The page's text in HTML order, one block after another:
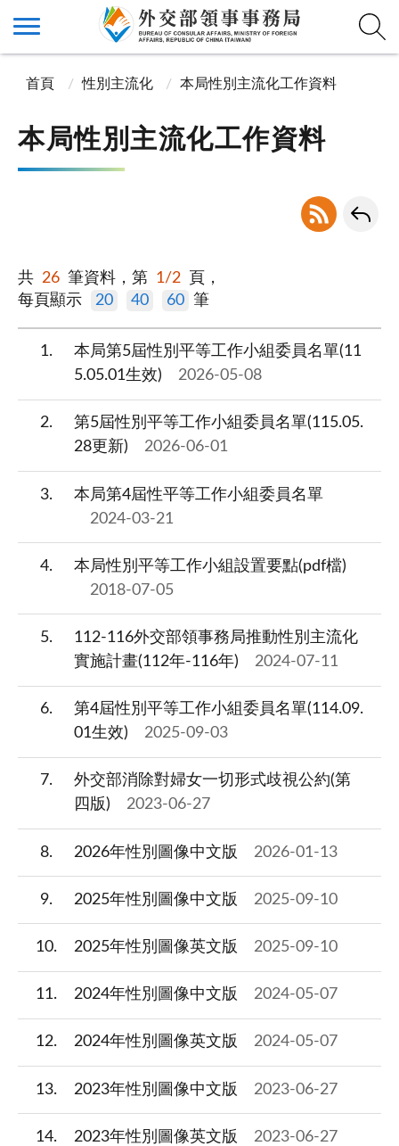
首頁 性別主流化 本局性別主流化工作資料
本局性別主流化工作資料
共 26 筆資料，第 1/2
頁，
每頁顯示
20 40 60 筆
1
本局第5屆性別平等工作小組委員名單(11
5.05.01生效)
2026-05-08
2
第5屆性別平等工作小組委員名單(115.05.
28更新)
2026-06-01
3
本局第4屆性平等工作小組委員名單
2024-03-21
4
本局性別平等工作小組設置要點(pdf檔)
2018-07-05
5
112-116外交部領事務局推動性別主流化
實施計畫(112年-116年)
2024-07-11
6
第4屆性別平等工作小組委員名單(114.09.
01生效)
2025-09-03
7
外交部消除對婦女一切形式歧視公約(第
四版)
2023-06-27
8 2026年性別圖像中文版 2026-01-13
9 2025年性別圖像中文版 2025-09-10
10 2025年性別圖像英文版 2025-09-10
11 2024年性別圖像中文版 2024-05-07
12 2024年性別圖像英文版 2024-05-07
13 2023年性別圖像中文版 2023-06-27
14 2023年性別圖像英文版 2023-06-27